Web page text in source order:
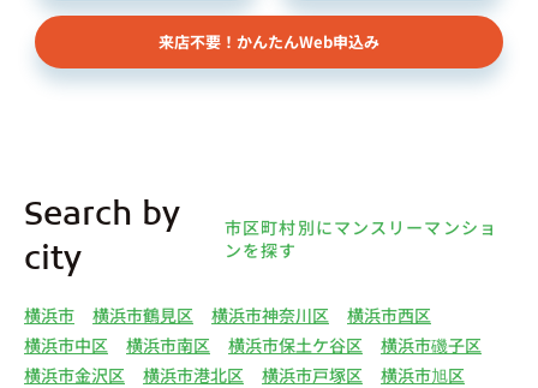
来店不要！かんたんWeb申込み
Search by
city
市区町村別にマンスリーマンショ
ンを探す
横浜市 横浜市鶴見区 横浜市神奈川区
横浜市西区
横浜市中区
横浜市南区 横浜市保土ケ谷区
横浜市磯子区
横浜市金沢区
横浜市港北区 横浜市戸塚区
横浜市旭区